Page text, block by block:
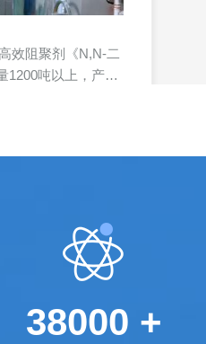
效阻聚剂《N,N-二
1200吨以上，产品
38000 +